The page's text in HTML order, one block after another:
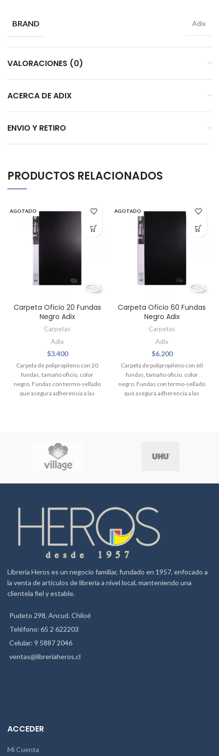
BRAND Adix
VALORACIONES (0)
ACERCA DE ADIX
ENVIO Y RETIRO
PRODUCTOS RELACIONADOS
AGOTADO
Carpeta Oficio 20 Fundas
Negro Adix
Carpetas
Adix
$3.400
Carpeta de polipropileno con 20
fundas, tamaño oficio, color
negro. Fundas con termo-sellado
que asegura adherencia a las
AGOTADO
Carpeta Oficio 60 Fundas
Negro Adix
Carpetas
Adix
$6.200
Carpeta de polipropileno con 60
fundas, tamaño oficio, color
negro. Fundas con termo-sellado
que asegura adherencia a las
Librería Heros es un negocio familiar, fundado en 1957, enfocado a
la venta de artículos de librería a nivel local, manteniendo una
clientela fiel y estable.
Pudeto 298, Ancud. Chiloé
Teléfono: 65 2 622203
Celular: 9 5887 2046
ventas@libreriaheros.cl
ACCEDER
Mi Cuenta